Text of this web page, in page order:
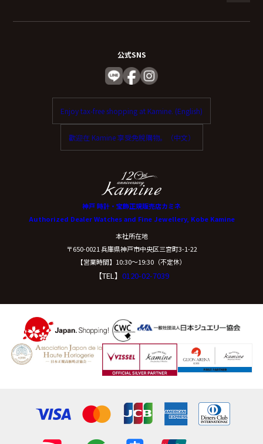
公式SNS
Enjoy tax-free shopping at Kamine. (English)
歡迎在 Kamine 享受免稅購物。（中文）
神戸 時計・宝飾正規販売店カミネ
Authorized Dealer Watches and Fine Jewellery, Kobe Kamine
本社所在地
〒650-0021 兵庫県神戸市中央区三宮町3-1-22
【営業時間】10:30〜19:30（不定休）
【TEL】 0120-02-7039